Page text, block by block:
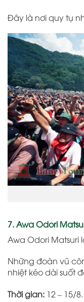
Đây là nơi quy tụ
7. Awa Odori
Awa Odori Matsuri
Những đoàn vũ
nhiệt kéo dài suốt
Thời gian: 12 – 15/8.